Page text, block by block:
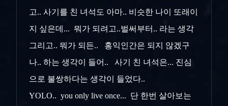
고.. 사기를 친 녀석도 아마.. 비슷한 나이 또래이
지 싶은데... 뭐가 되려고..벌써부터.. 라는 생각
그리고.. 뭐가 되든.. 홍익인간은 되지 않겠구
나.. 하는 생각이 들어.. 사기 친 녀석은... 진심
으로 불쌍하다는 생각이 들었다..
YOLO.. you only live once... 단 한번 살아보는